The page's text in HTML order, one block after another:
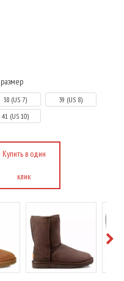
38 (US 7)
39 (US 8)
41 (US 10)
Купить в один
клик